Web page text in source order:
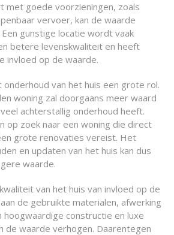
met goede voorzieningen, zoals
vervoer, kan de waarde
gunstige locatie wordt vaak
betere levenskwaliteit en heeft
invloed op de waarde.
van het huis een grote rol.
woning zal doorgaans meer waard
achterstallig onderhoud heeft.
op zoek naar een woning die direct
grote renovaties vereist. Het
en updaten van het huis kan dus
waarde.
van het huis van invloed op de
de gebruikte materialen, afwerking
hoogwaardige constructie en luxe
de waarde verhogen. Daarentegen